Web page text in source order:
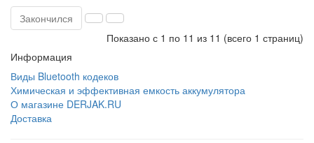
Закончился
Показано с 1 по 11 из 11 (всего 1 страниц)
Информация
Виды Bluetooth кодеков
Химическая и эффективная емкость аккумулятора
О магазине DERJAK.RU
Доставка